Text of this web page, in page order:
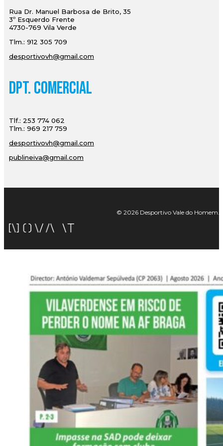
Rua Dr. Manuel Barbosa de Brito, 35
3º Esquerdo Frente
4730-769 Vila Verde
Tlm.: 912 305 709
desportivovh@gmail.com
Dpt. Comercial
Tlf.: 253 774 062
Tlm.: 969 217 759
desportivovh@gmail.com
publineiva@gmail.com
© 2026 Desportivo Vale do Homem.